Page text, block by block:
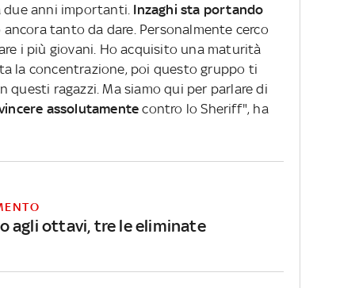
anni importanti. Inzaghi sta portando
ancora tanto da dare. Personalmente cerco
i più giovani. Ho acquisito una maturità
la concentrazione, poi questo gruppo ti
ragazzi. Ma siamo qui per parlare di
assolutamentecontro lo Sheriff", ha
agli ottavi, tre le eliminate